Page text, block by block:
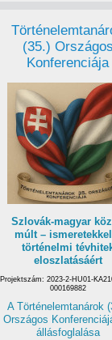
(35.) Országos
Konferenciája
Szlovák-magyar
múlt –
történelmi
eloszlatásáért
Projektszám: 2023-2-HU01-
000169882
A Történelemtanárok
Országos
állásfoglalása